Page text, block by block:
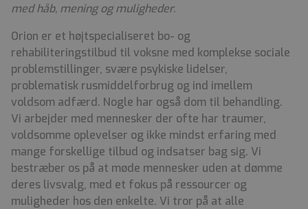
med håb, mening og muligheder.
Orion er et højtspecialiseret bo- og
rehabiliteringstilbud til voksne med komplekse sociale
problemstillinger, svære psykiske lidelser,
problematisk rusmiddelforbrug og ind imellem
voldsom adfærd. Nogle har også dom til behandling.
Vi arbejder med mennesker der ofte har traumer,
voldsomme oplevelser og ikke mindst erfaring med
mange forskellige tilbud og indsatser bag sig. Vi
bestræber os på at møde mennesker uden at dømme
deres livsvalg, med et fokus på ressourcer og
muligheder hos den enkelte. Vi tror på at alle